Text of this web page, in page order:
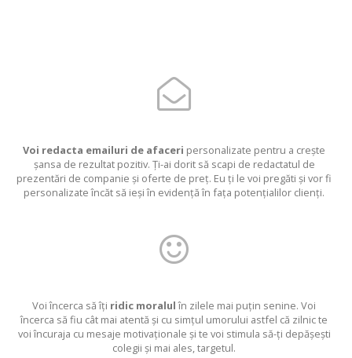
Voi redacta emailuri de afaceri personalizate pentru a crește
șansa de rezultat pozitiv. Ți-ai dorit să scapi de redactatul de
prezentări de companie și oferte de preț. Eu ți le voi pregăti și vor fi
personalizate încăt să ieși în evidență în fața potențialilor clienți.
Voi încerca să îți ridic moralulîn zilele mai puțin senine. Voi
încerca să fiu cât mai atentă și cu simțul umorului astfel că zilnic te
voi încuraja cu mesaje motivaționale și te voi stimula să-ți depășești
colegii și mai ales, targetul.